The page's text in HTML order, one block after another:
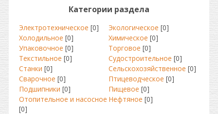
Категории раздела
Электротехническое [0] Экологическое [0]
Холодильное [0] Химическое [0]
Упаковочное [0] Торговое [0]
Текстильное [0] Судостроительное [0]
Станки [0] Сельскохозяйственное [0]
Сварочное [0] Птицеводческое [0]
Подшипники [0] Пищевое [0]
Отопительное и насосное
[0]
Нефтяное [0]